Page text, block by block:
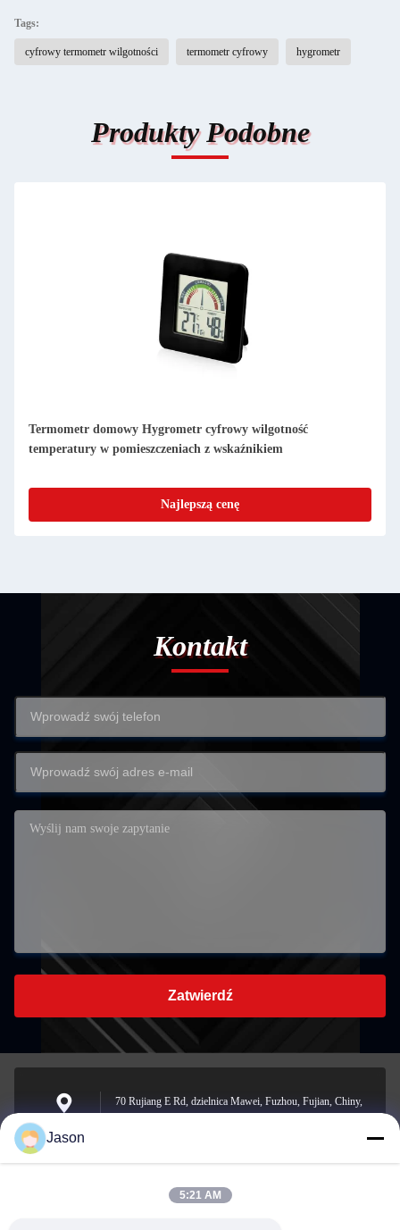
Tags:
cyfrowy termometr wilgotności termometr cyfrowy hygrometr
Produkty Podobne
Cyfrowy termometr w pomieszczeniach hygrometr
temperatura i wilgotność Alarm cały sezon
Najlepszą cenę
Kontakt
Zatwierdź
70 Rujiang E Rd, dzielnica Mawei, Fuzhou, Fujian, Chiny,
Jason
5:21 AM